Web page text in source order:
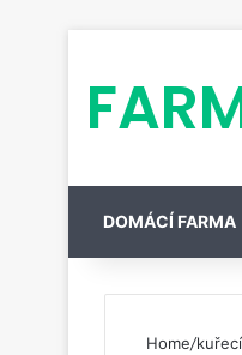
DOMÁCÍ FARMA
Home/